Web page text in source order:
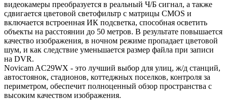
видеокамеры преобразуется в реальный Ч/Б сигнал, а также
сдвигается цветовой светофильтр с матрицы CMOS и
включается встроенная ИК подсветка, способная осветить
объекты на расстоянии до 50 метров. В результате повышается
качество изображения, в ночном режиме пропадает цветовой
шум, и как следствие уменьшается размер файла при записи
на DVR.
Novicam AC29WX - это лучший выбор для улиц, ж/д станций,
автостоянок, стадионов, коттеджных поселков, контроля за
периметром, обеспечит полноценный обзор пространства с
высоким качеством изображения.